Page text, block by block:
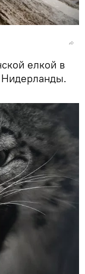
елкой в